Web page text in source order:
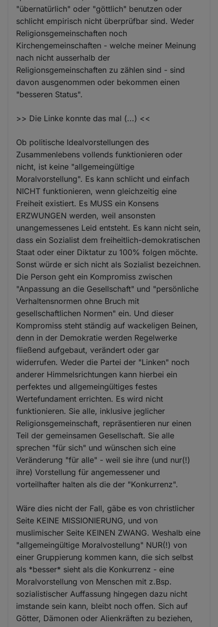
"übernatürlich" oder "göttlich" benutzen oder
schlicht empirisch nicht überprüfbar sind. Weder
Religionsgemeinschaften noch
Kirchengemeinschaften - welche meiner Meinung
nach nicht ausserhalb der
Religionsgemeinschaften zu zählen sind - sind
davon ausgenommen oder bekommen einen
"besseren Status".
>> Die Linke konnte das mal (...) <<
Ob politische Idealvorstellungen des
Zusammenlebens vollends funktionieren oder
nicht, ist keine "allgemeingültige
Moralvorstellung". Es kann schlicht und einfach
NICHT funktionieren, wenn gleichzeitig eine
Freiheit existiert. Es MUSS ein Konsens
ERZWUNGEN werden, weil ansonsten
unangemessenes Leid entsteht. Es kann nicht sein,
dass ein Sozialist dem freiheitlich-demokratischen
Staat oder einer Diktatur zu 100% folgen möchte.
Sonst würde er sich nicht als Sozialist bezeichnen.
Die Person geht ein Kompromiss zwischen
"Anpassung an die Gesellschaft" und "persönliche
Verhaltensnormen ohne Bruch mit
gesellschaftlichen Normen" ein. Und dieser
Kompromiss steht ständig auf wackeligen Beinen,
denn in der Demokratie werden Regelwerke
fließend aufgebaut, verändert oder gar
widerrufen. Weder die Partei der "Linken" noch
anderer Himmelsrichtungen kann hierbei ein
perfektes und allgemeingültiges festes
Wertefundament errichten. Es wird nicht
funktionieren. Sie alle, inklusive jeglicher
Religionsgemeinschaft, repräsentieren nur einen
Teil der gemeinsamen Gesellschaft. Sie alle
sprechen "für sich" und wünschen sich eine
Veränderung "für alle" - weil sie ihre (und nur(!)
ihre) Vorstellung für angemessener und
vorteilhafter halten als die der "Konkurrenz".
Wäre dies nicht der Fall, gäbe es von christlicher
Seite KEINE MISSIONIERUNG, und von
muslimischer Seite KEINEN ZWANG. Weshalb eine
"allgemeingültige Moralvostellung" NUR(!) von
einer Gruppierung kommen kann, die sich selbst
als *besser* sieht als die Konkurrenz - eine
Moralvorstellung von Menschen mit z.Bsp.
sozialistischer Auffassung hingegen dazu nicht
imstande sein kann, bleibt noch offen. Sich auf
Götter, Dämonen oder Alienkräften zu beziehen,